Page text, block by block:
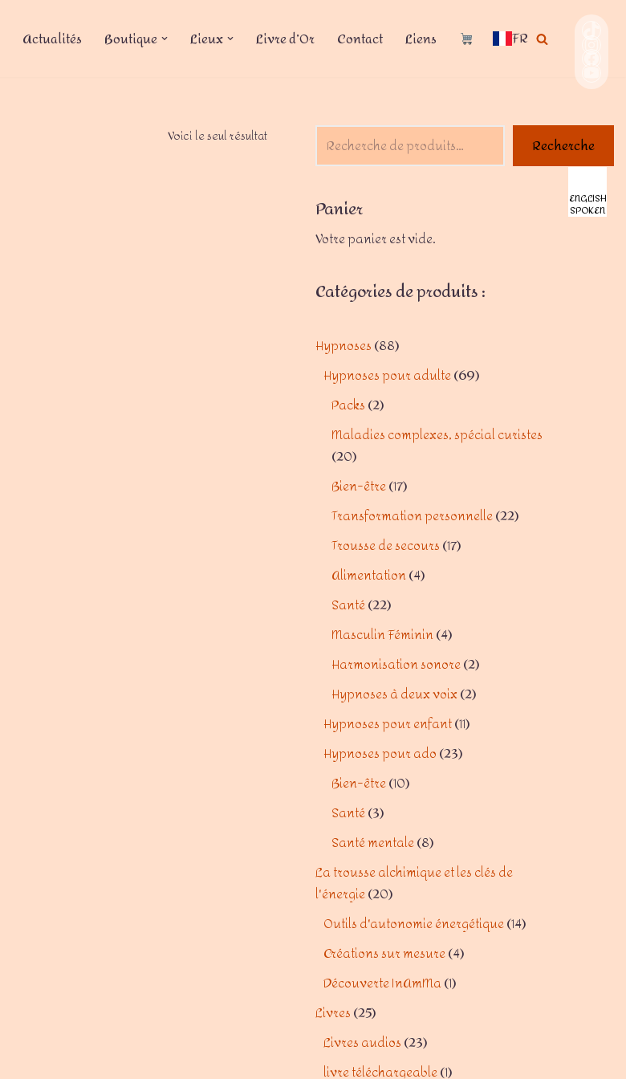
Actualités Boutique Lieux Livre d’Or Contact Liens FR
Voici le seul résultat Recherche
Panier
Votre panier est vide.
Catégories de produits :
Hypnoses 88
Hypnoses pour adulte 69
Packs 2
Maladies complexes, spécial curistes
20
Bien-être 17
Transformation personnelle 22
Trousse de secours 17
Alimentation 4
Santé 22
Masculin Féminin 4
Harmonisation sonore 2
Hypnoses à deux voix 2
Hypnoses pour enfant 11
Hypnoses pour ado 23
Bien-être 10
Santé 3
Santé mentale 8
La trousse alchimique et les clés de
l'énergie 20
Outils d'autonomie énergétique 14
Créations sur mesure 4
Découverte InAmMa 1
Livres 25
Livres audios 23
livre téléchargeable 1
ENGLISH
SPOKEN